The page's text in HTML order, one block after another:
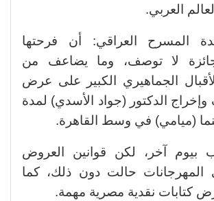
العربي.
المسرح العراقي: أن فرحتها
لا توصف، وما يضاعف من
الجماهيري الكبير على عرض
الدكتور (جواد الأسدي) لمدة
(ميامي) في وسط القاهرة.
بيوم آخر، لكن قوانين العروض
المهرجانات حالت دون ذلك، كما
كتابات نقدية مصرية مهمة.